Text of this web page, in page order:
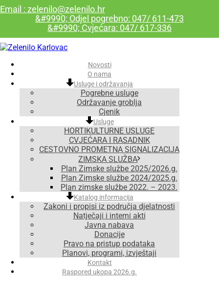
Email : zelenilo@zelenilo.hr
&#9990; Odjel pogrebno: 047/ 611-473
&#9990; Cvjećara: 047/ 617-336
Novosti
O nama
Usluge i održavanja
Pogrebne usluge
Održavanje groblja
Cjenik
Usluge
HORTIKULTURNE USLUGE
CVJEĆARA I RASADNIK
CESTOVNO PROMETNA SIGNALIZACIJA
ZIMSKA SLUŽBA
Plan Zimske službe 2025/2026.g.
Plan Zimske službe 2024/2025.g.
Plan zimske službe 2022. – 2023.
Katalog informacija
Zakoni i propisi iz područja djelatnosti
Natječaji i interni akti
Javna nabava
Donacije
Pravo na pristup podataka
Planovi, programi, izvještaji
Kontakt
Raspored ukopa 2026.g.